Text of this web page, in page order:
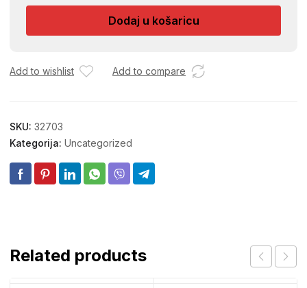
količina
Dodaj u košaricu
Add to wishlist Add to compare
SKU: 32703
Kategorija: Uncategorized
Related products